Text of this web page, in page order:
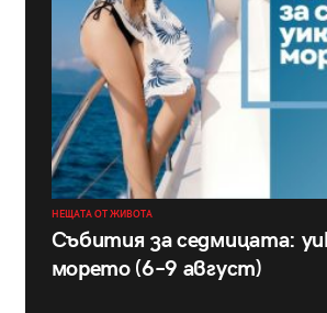
НЕЩАТА ОТ ЖИВОТА
Събития за седмицата:
морето (6–9 август)